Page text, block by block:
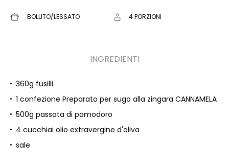
BOLLITO/LESSATO 4 PORZIONI
INGREDIENTI
360g fusilli
1 confezione Preparato per sugo alla zingara CANNAMELA
500g passata di pomodoro
4 cucchiai olio extravergine d'oliva
sale